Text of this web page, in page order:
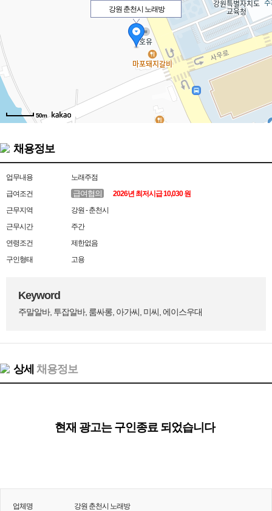
강원 춘천시 노래방
50m
채용정보
업무내용
노래주점
급여조건
급여협의
2026년 최저시급 10,030 원
근무지역
강원 - 춘천시
근무시간
주간
연령조건
제한없음
구인형태
고용
Keyword
주말알바, 투잡알바, 룸싸롱, 아가씨, 미씨, 에이스우대
상세 채용정보
현재 광고는 구인종료 되었습니다
업체명
강원 춘천시 노래방